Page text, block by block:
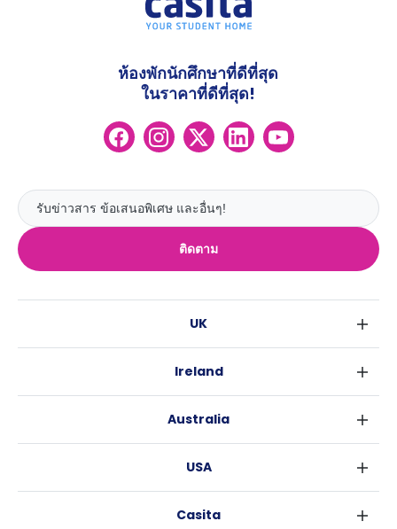
ติดตาม
ห้องพักนักศึกษาที่ดีที่สุด
ในราคาที่ดีที่สุด!
UK
กลาสโกว
เอดินเบอระ
ลีดส์
Ireland
Australia
บริสเบน
USA
Casita